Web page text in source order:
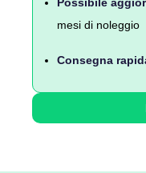
mesi di noleggio
Consegna